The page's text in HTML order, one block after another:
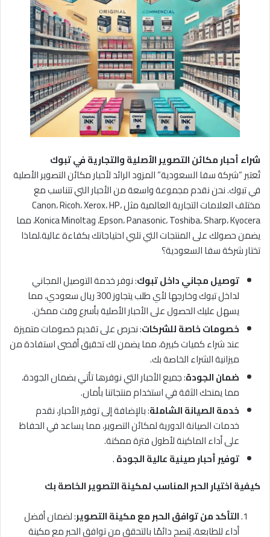
شراء أحبار مكائن التصوير الأصلية والتجارية في تبوك
تُعتبر “شركة سفا السعودية” المزود الرائد لأحبار مكائن التصوير الأصلية
في تبوك. نحن نقدم مجموعة واسعة من الأحبار التي تتناسب مع
مختلف العلامات التجارية العالمية مثل Canon، Ricoh، Xerox، HP،
Epson، Panasonic، Toshiba، Sharp، Kyocera، وKonica Minolta، مما
يضمن حصولك على المنتجات التي تلبي احتياجاتك بكفاءة عالية.لماذا
تختار شركة سفا السعودية؟
توصيل مجاني داخل تبوك: نوفر خدمة التوصيل المجاني
لداخل تبوك وخارجها لأي طلب يتجاوز 300 ريال سعودي، مما
يسهل عليك الحصول على الأحبار الأصلية بأسرع وقت ممكن.
خصومات خاصة للشركات: نحرص على تقديم خصومات متميزة
عند شراء كميات كبيرة، مما يضمن لك تحقيق أقصى استفادة من
ميزانية الشراء الخاصة بك.
ضمان الجودة: جميع الأحبار التي نوفرها تأتي بضمان الجودة،
مما يمنحك الثقة في استخدام منتجاتنا بأمان.
خدمة الصيانة الشاملة: بالإضافة إلى توفير الأحبار، نقدم
خدمات الصيانة الدورية لمكائن التصوير، مما يساعد في الحفاظ
على أداء الماكينة لأطول فترة ممكنة.
توفير أحبار صينية عالية الجودة.
كيفية اختيار الحبر المناسب لمكينة التصوير الخاصة بك
التأكد من توافق الحبر مع مكينة التصوير: لضمان أفضل
أداء للطابعة، يُنصح دائمًا بالتحقق من توافق الحبر مع مكينة